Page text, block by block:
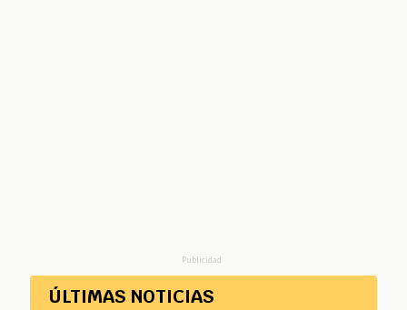
Publicidad
ÚLTIMAS NOTICIAS